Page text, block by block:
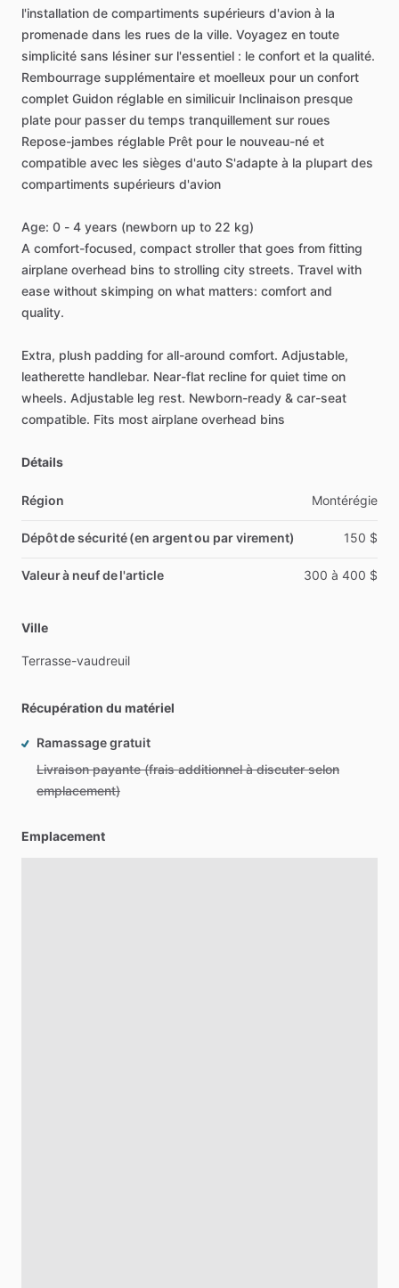
l'installation de compartiments supérieurs d'avion à la
promenade dans les rues de la ville. Voyagez en toute
simplicité sans lésiner sur l'essentiel : le confort et la qualité.
Rembourrage supplémentaire et moelleux pour un confort
complet Guidon réglable en similicuir Inclinaison presque
plate pour passer du temps tranquillement sur roues
Repose-jambes réglable Prêt pour le nouveau-né et
compatible avec les sièges d'auto S'adapte à la plupart des
compartiments supérieurs d'avion
Age: 0 - 4 years (newborn up to 22 kg)
A comfort-focused, compact stroller that goes from fitting
airplane overhead bins to strolling city streets. Travel with
ease without skimping on what matters: comfort and
quality.
Extra, plush padding for all-around comfort. Adjustable,
leatherette handlebar. Near-flat recline for quiet time on
wheels. Adjustable leg rest. Newborn-ready & car-seat
compatible. Fits most airplane overhead bins
Détails
Région Montérégie
Dépôt de sécurité (en argent ou par virement) 150 $
Valeur à neuf de l'article 300 à 400 $
Ville
Terrasse-vaudreuil
Récupération du matériel
Ramassage gratuit
Livraison payante (frais additionnel à discuter selon
emplacement)
Emplacement